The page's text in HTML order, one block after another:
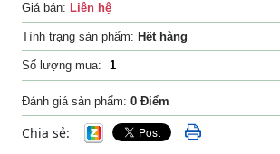
Giá bán: Liên hệ
Tình trạng sản phẩm: Hết hàng
Số lượng mua:
Đánh giá sản phẩm: 0 Điểm
Chia sẻ: